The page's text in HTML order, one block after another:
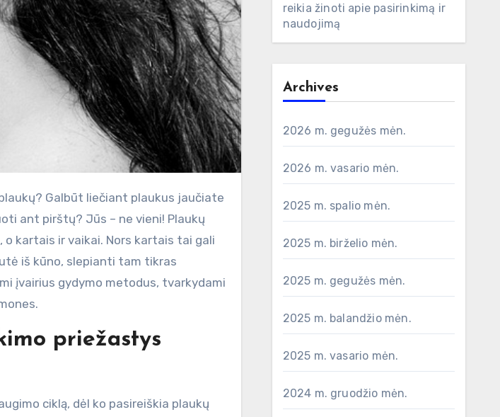
ant pirštų? Jūs – ne vieni! Plaukų
kartais ir vaikai. Nors kartais tai gali
iš kūno, slepianti tam tikras
įvairius gydymo metodus, tvarkydami
priežastys
ciklą, dėl ko pasireiškia plaukų
reikia žinoti apie pasirinkimą ir
naudojimą
Archives
2026 m. gegužės mėn.
2026 m. vasario mėn.
2025 m. spalio mėn.
2025 m. birželio mėn.
2025 m. gegužės mėn.
2025 m. balandžio mėn.
2025 m. vasario mėn.
2024 m. gruodžio mėn.